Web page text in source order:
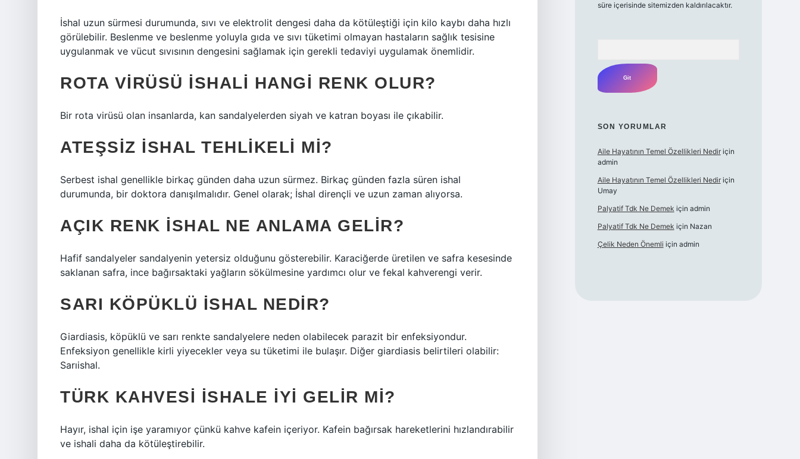
İshal uzun sürmesi durumunda, sıvı ve elektrolit dengesi daha da kötüleştiği için kilo kaybı daha hızlı
görülebilir. Beslenme ve beslenme yoluyla gıda ve sıvı tüketimi olmayan hastaların sağlık tesisine
uygulanmak ve vücut sıvısının dengesini sağlamak için gerekli tedaviyi uygulamak önemlidir.
ROTA VIRÜSÜ ISHALI HANGI RENK OLUR?
Bir rota virüsü olan insanlarda, kan sandalyelerden siyah ve katran boyası ile çıkabilir.
ATEŞSIZ ISHAL TEHLIKELI MI?
Serbest ishal genellikle birkaç günden daha uzun sürmez. Birkaç günden fazla süren ishal
durumunda, bir doktora danışılmalıdır. Genel olarak; İshal dirençli ve uzun zaman alıyorsa.
AÇIK RENK ISHAL NE ANLAMA GELIR?
Hafif sandalyeler sandalyenin yetersiz olduğunu gösterebilir. Karaciğerde üretilen ve safra kesesinde
saklanan safra, ince bağırsaktaki yağların sökülmesine yardımcı olur ve fekal kahverengi verir.
SARI KÖPÜKLÜ ISHAL NEDIR?
Giardiasis, köpüklü ve sarı renkte sandalyelere neden olabilecek parazit bir enfeksiyondur.
Enfeksiyon genellikle kirli yiyecekler veya su tüketimi ile bulaşır. Diğer giardiasis belirtileri olabilir:
Sarıishal.
TÜRK KAHVESI ISHALE IYI GELIR MI?
Hayır, ishal için işe yaramıyor çünkü kahve kafein içeriyor. Kafein bağırsak hareketlerini hızlandırabilir
ve ishali daha da kötüleştirebilir.
süre içerisinde sitemizden kaldırılacaktır.
SON YORUMLAR
Aile Hayatının Temel Özellikleri Nediriçin
admin
Aile Hayatının Temel Özellikleri Nediriçin
Umay
Palyatif Tdk Ne Demek için admin
Palyatif Tdk Ne Demek için Nazan
Çelik Neden Önemli için admin